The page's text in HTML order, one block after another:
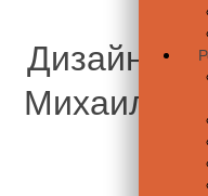
Дизайн
Михаила